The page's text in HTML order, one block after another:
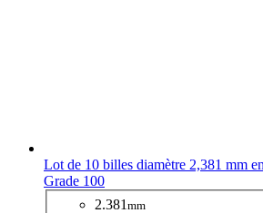
Lot de 10 billes diamètre 2,381 mm
Grade 100
2.381 mm